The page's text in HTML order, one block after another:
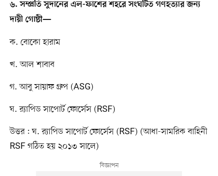
৬. সম্প্রতি সুদানের এল-ফাশের শহরে সংঘটিত গণহত্যার জন্য
দায়ী গোষ্ঠী—
ক. বোকো হারাম
খ. আল শাবাব
গ. আবু সায়াফ গ্রুপ (ASG)
ঘ. র‍্যাপিড সাপোর্ট ফোর্সেস (RSF)
উত্তর : ঘ. র‍্যাপিড সাপোর্ট ফোর্সেস (RSF) (আধা-সামরিক বাহিনী
RSF গঠিত হয় ২০১৩ সালে)